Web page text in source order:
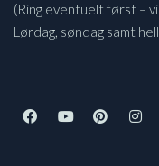
(Ring eventuelt først –
Lørdag, søndag samt